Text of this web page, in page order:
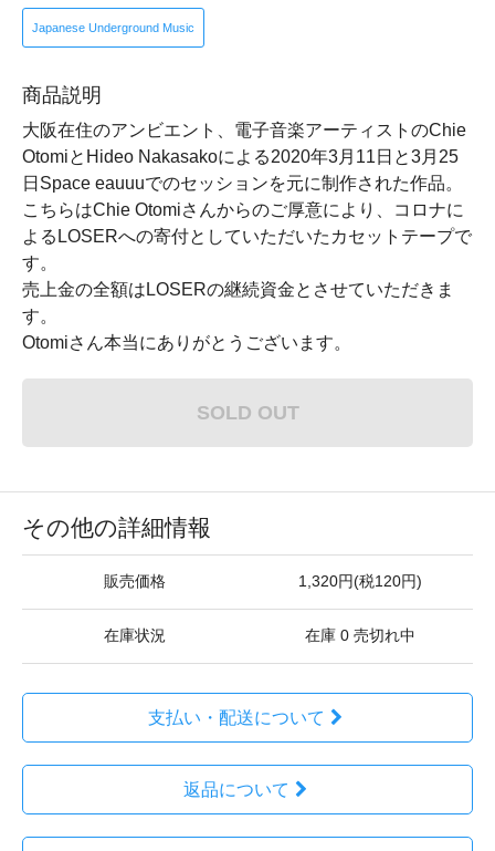
Japanese Underground Music
商品説明
大阪在住のアンビエント、電子音楽アーティストのChie
OtomiとHideo Nakasakoによる2020年3月11日と3月25
日Space eauuuでのセッションを元に制作された作品。
こちらはChie Otomiさんからのご厚意により、コロナに
よるLOSERへの寄付としていただいたカセットテープで
す。
売上金の全額はLOSERの継続資金とさせていただきま
す。
Otomiさん本当にありがとうございます。
SOLD OUT
その他の詳細情報
販売価格 1,320円(税120円)
在庫状況 在庫 0 売切れ中
支払い・配送について
返品について